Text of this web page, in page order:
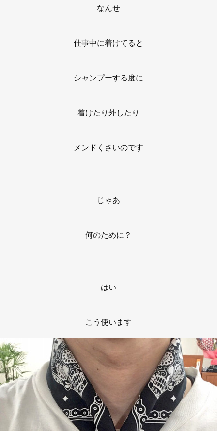
なんせ
仕事中に着けてると
シャンプーする度に
着けたり外したり
メンドくさいのです
じゃあ
何のために？
はい
こう使います